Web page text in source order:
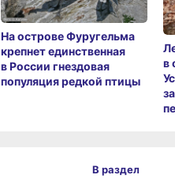
На острове Фуругельма
крепнет единственная
в России гнездовая
популяция редкой птицы
в
В раздел